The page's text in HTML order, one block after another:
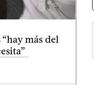
más del